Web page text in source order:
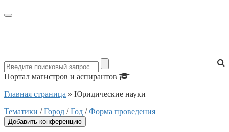
Портал магистров и аспирантов
Главная страница » Юридические науки
Тематики /Город /Год /Форма проведения
Добавить конференцию